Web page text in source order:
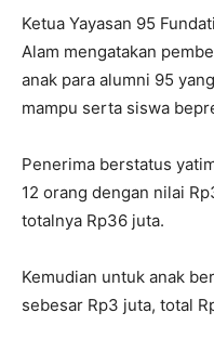
Ketua Yayasan 95
Alam mengatakan
anak para alumni 95
mampu serta siswa
Penerima berstatus
12 orang dengan nilai
totalnya Rp36 juta.
Kemudian untuk anak
sebesar Rp3 juta, total